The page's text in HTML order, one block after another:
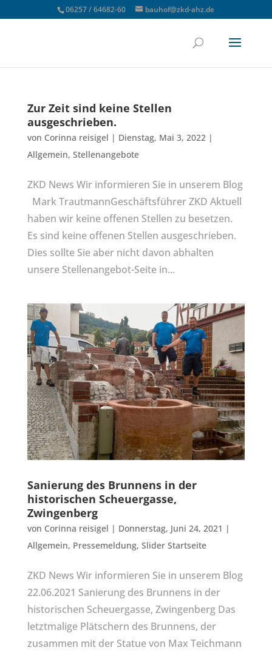
06257 / 64682-60 bauhof@zkd-ahz.de
Zur Zeit sind keine Stellen
ausgeschrieben.
von Corinna reisigel | Dienstag, Mai 3, 2022|
Allgemein, Stellenangebote
ZKD News Wir informieren Sie in unserem Blog
Mark TrautmannGeschäftsführer ZKD Aktuell
haben wir keine offenen Stellen zu besetzen.
Es sind keine offenen Stellen ausgeschrieben.
Dies sollte Sie aber nicht davon abhalten
unsere Stellenangebot-Seite in...
Sanierung des Brunnens in der
historischen Scheuergasse,
Zwingenberg
von Corinna reisigel | Donnerstag, Juni 24, 2021 |
Allgemein, Pressemeldung, Slider Startseite
ZKD News Wir informieren Sie in unserem Blog
22.06.2021 Sanierung des Brunnens in der
historischen Scheuergasse, Zwingenberg Das
letztmalige Plätschern des Brunnens, der
zusammen mit der Statue von Max Teichmann